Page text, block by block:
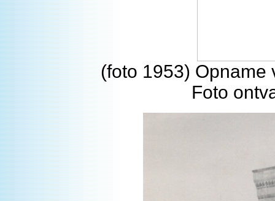
(foto 1953) Opname
Foto